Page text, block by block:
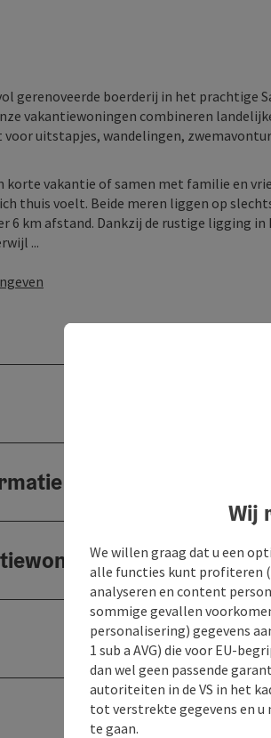
gerenoveerde boerderij in het prachtige
vakantiewoningen combineren
uitstapjes, wandelingen,
korte vakantie of samen met familie en
thuis voelt. Beide meren liggen op
6 km afstand. Dankzij de rustige ligging in
...
Wij
We willen graag dat u een
alle functies kunt profiteren
analyseren en content
sommige gevallen
personalisering) gegevens
1 sub a AVG) die voor EU-
dan wel geen passende
autoriteiten in de VS in het
tot verstrekte gegevens en
te gaan.